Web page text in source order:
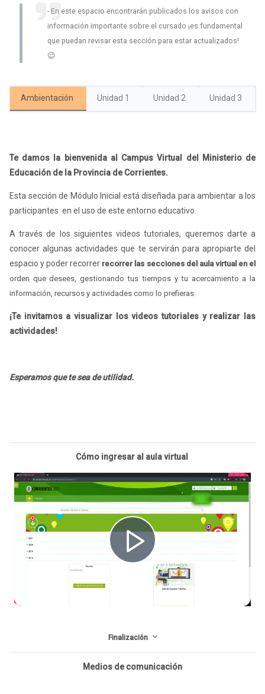
En este espacio encontrarán publicados los avisos con
información importante sobre el cursado ¡es fundamental
que puedan revisar esta sección para estar actualizados!
😉
Ambientación Unidad 1 Unidad 2 Unidad 3
Te damos la bienvenida al Campus Virtual del Ministerio de
Educación de la Provincia de Corrientes.
Esta sección de Módulo Inicial está diseñada para ambientar a los
participantes en el uso de este entorno educativo.
A través de los siguientes videos tutoriales, queremos darte a
conocer algunas actividades que te servirán para apropiarte del
espacio y poder recorrer recorrer las secciones del aula virtual en el
orden que desees, gestionando tus tiempos y tu acercamiento a la
información, recursos y actividades como lo prefieras.
¡Te invitamos a visualizar los videos tutoriales y realizar las
actividades!
Esperamos que te sea de utilidad.
Finalización
Cómo ingresar al aula virtual
R
p
Medios de comunicación